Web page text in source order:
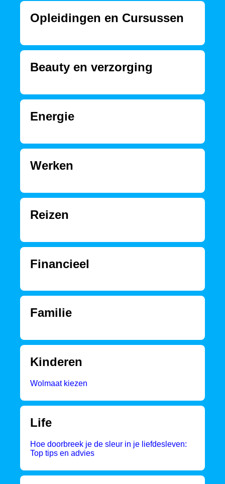
Opleidingen en Cursussen
Beauty en verzorging
Energie
Werken
Reizen
Financieel
Familie
Kinderen
Wolmaat kiezen
Life
Hoe doorbreek je de sleur in je liefdesleven:
Top tips en advies